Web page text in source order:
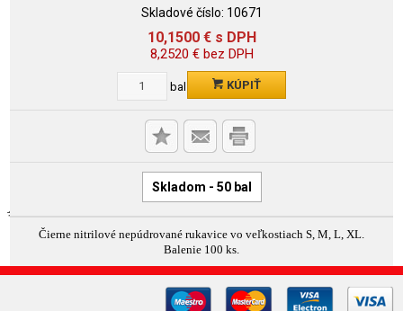
Skladové číslo: 10671
10,1500 €s DPH
8,2520 €bez DPH
bal KÚPIŤ
Skladom - 50 bal
Čierne nitrilové nepúdrované rukavice vo veľkostiach S, M, L, XL.
Balenie 100 ks.